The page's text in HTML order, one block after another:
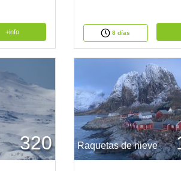
+info 8 días
320 Raquetas de nieve